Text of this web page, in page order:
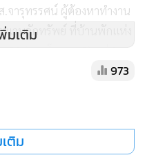
จารุทรรศน์ ผู้ต้องหาทำงาน
เวนลักทรัพย์ ที่บ้านพักแห่ง
28 (ซอยโรงยาง 2) หมู่ 2
ทองคำ หนัก 5 บาท จำนวน
อีก 7,000 บาท
เดินกดกริ่งตามหน้าบ้าน
มเติม
973
ติม